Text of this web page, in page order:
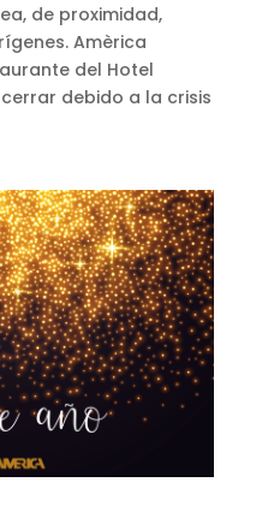
de proximidad,
Amèrica
del Hotel
debido a la crisis